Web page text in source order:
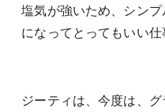
塩気が強いため、シン
になってとってもいい仕
ジーティは、今度は、